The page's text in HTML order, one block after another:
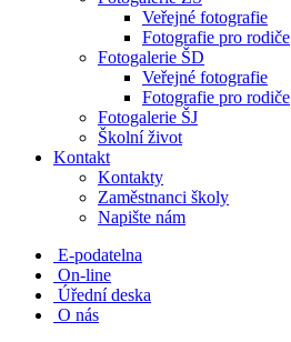
Veřejné fotografie
Fotografie pro rodiče
Fotogalerie ŠD
Veřejné fotografie
Fotografie pro rodiče
Fotogalerie ŠJ
Školní život
Kontakt
Kontakty
Zaměstnanci školy
Napište nám
E-podatelna
On-line
Úřední deska
O nás